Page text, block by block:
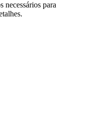
necessários para